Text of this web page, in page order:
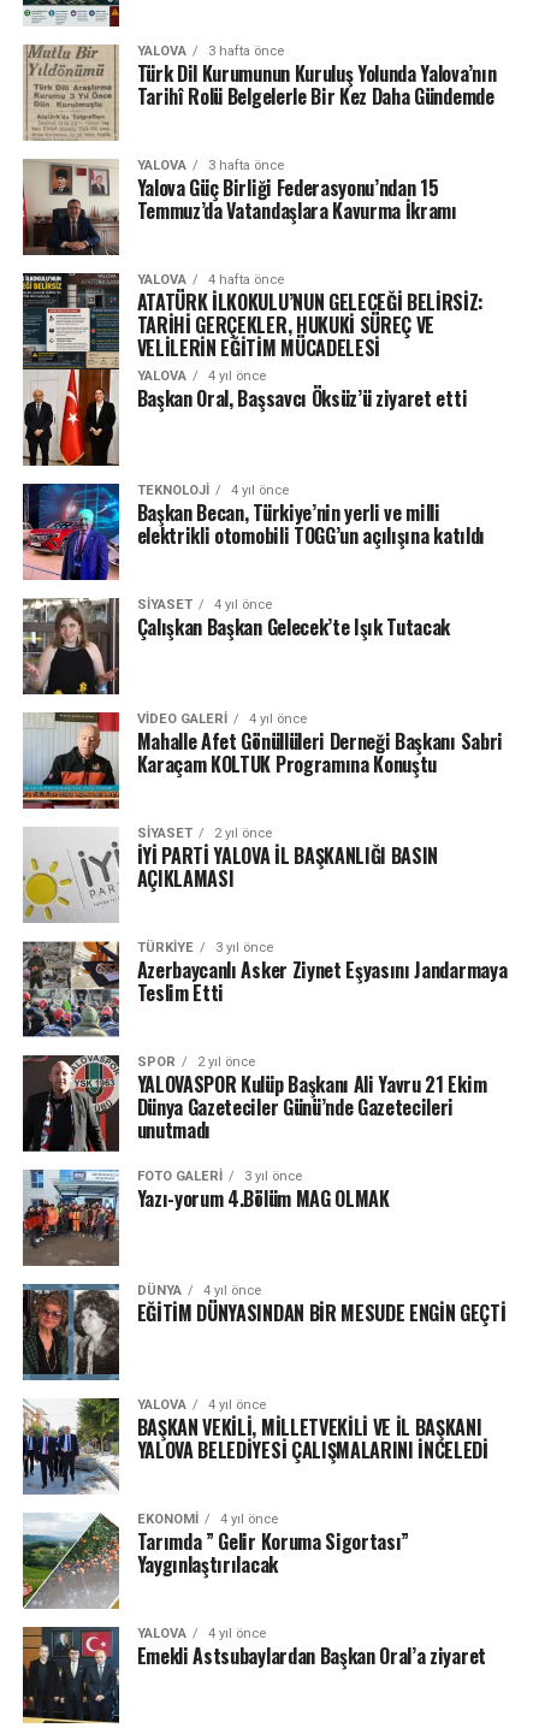
YALOVA 3 hafta önce
Türk Dil Kurumunun Kuruluş Yolunda Yalova’nın
Tarihî Rolü Belgelerle Bir Kez Daha Gündemde
YALOVA 3 hafta önce
Yalova Güç Birliği Federasyonu’ndan 15
Temmuz’da Vatandaşlara Kavurma İkramı
YALOVA 4 hafta önce
ATATÜRK İLKOKULU’NUN GELECEĞİ BELİRSİZ:
TARİHİ GERÇEKLER, HUKUKİ SÜREÇ VE
VELİLERİN EĞİTİM MÜCADELESİ
YALOVA 4 yıl önce
Başkan Oral, Başsavcı Öksüz’ü ziyaret etti
TEKNOLOJI 4 yıl önce
Başkan Becan, Türkiye’nin yerli ve milli
elektrikli otomobili TOGG’un açılışına katıldı
SIYASET 4 yıl önce
Çalışkan Başkan Gelecek’te Işık Tutacak
VIDEO GALERI 4 yıl önce
Mahalle Afet Gönüllüleri Derneği Başkanı Sabri
Karaçam KOLTUK Programına Konuştu
SIYASET 2 yıl önce
İYİ PARTİ YALOVA İL BAŞKANLIĞI BASIN
AÇIKLAMASI
TÜRKIYE 3 yıl önce
Azerbaycanlı Asker Ziynet Eşyasını Jandarmaya
Teslim Etti
SPOR 2 yıl önce
YALOVASPOR Kulüp Başkanı Ali Yavru 21 Ekim
Dünya Gazeteciler Günü’nde Gazetecileri
unutmadı
FOTO GALERI 3 yıl önce
Yazı-yorum 4.Bölüm MAG OLMAK
DÜNYA 4 yıl önce
EĞİTİM DÜNYASINDAN BİR MESUDE ENGİN GEÇTİ
YALOVA 4 yıl önce
BAŞKAN VEKİLİ, MİLLETVEKİLİ VE İL BAŞKANI
YALOVA BELEDİYESİ ÇALIŞMALARINI İNCELEDİ
EKONOMI 4 yıl önce
Tarımda ” Gelir Koruma Sigortası”
Yaygınlaştırılacak
YALOVA 4 yıl önce
Emekli Astsubaylardan Başkan Oral’a ziyaret